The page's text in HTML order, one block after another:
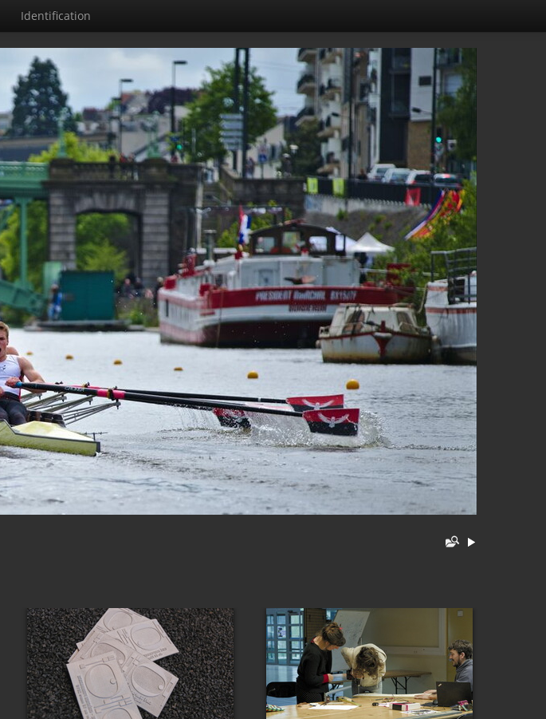
Identification